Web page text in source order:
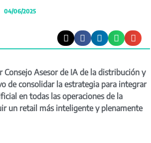
04/06/2025
Consejo Asesor de IA de la distribución y
de consolidar la estrategia para integrar
en todas las operaciones de la
un retail más inteligente y plenamente